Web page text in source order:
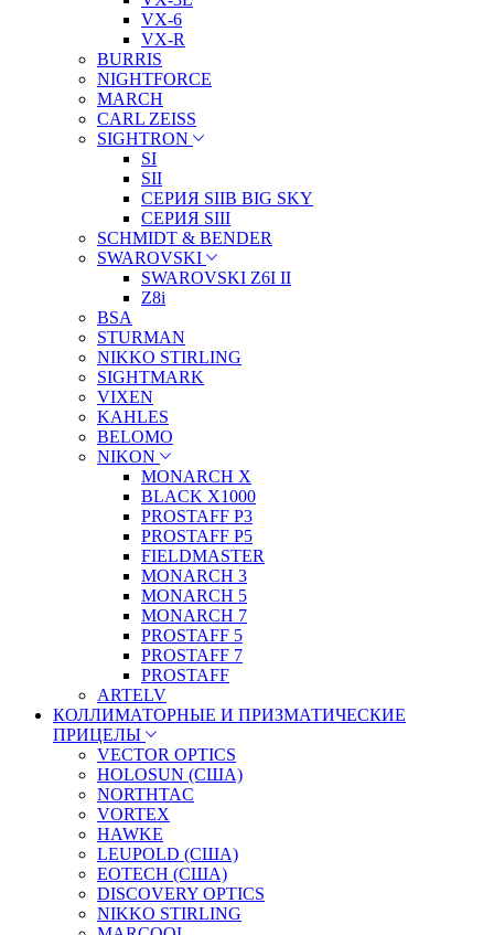
VX-6
VX-R
BURRIS
NIGHTFORCE
MARCH
CARL ZEISS
SIGHTRON
SI
SII
СЕРИЯ SIIB BIG SKY
СЕРИЯ SIII
SCHMIDT & BENDER
SWAROVSKI
SWAROVSKI Z6I II
Z8i
BSA
STURMAN
NIKKO STIRLING
SIGHTMARK
VIXEN
KAHLES
BELOMO
NIKON
MONARCH X
BLACK X1000
PROSTAFF P3
PROSTAFF P5
FIELDMASTER
MONARCH 3
MONARCH 5
MONARCH 7
PROSTAFF 5
PROSTAFF 7
PROSTAFF
ARTELV
КОЛЛИМАТОРНЫЕ И ПРИЗМАТИЧЕСКИЕ
ПРИЦЕЛЫ
VECTOR OPTICS
HOLOSUN (США)
NORTHTAC
VORTEX
HAWKE
LEUPOLD (США)
EOTECH (США)
DISCOVERY OPTICS
NIKKO STIRLING